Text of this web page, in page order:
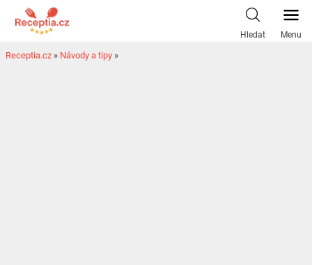
Hledat Menu
Receptia.cz » Návody a tipy »